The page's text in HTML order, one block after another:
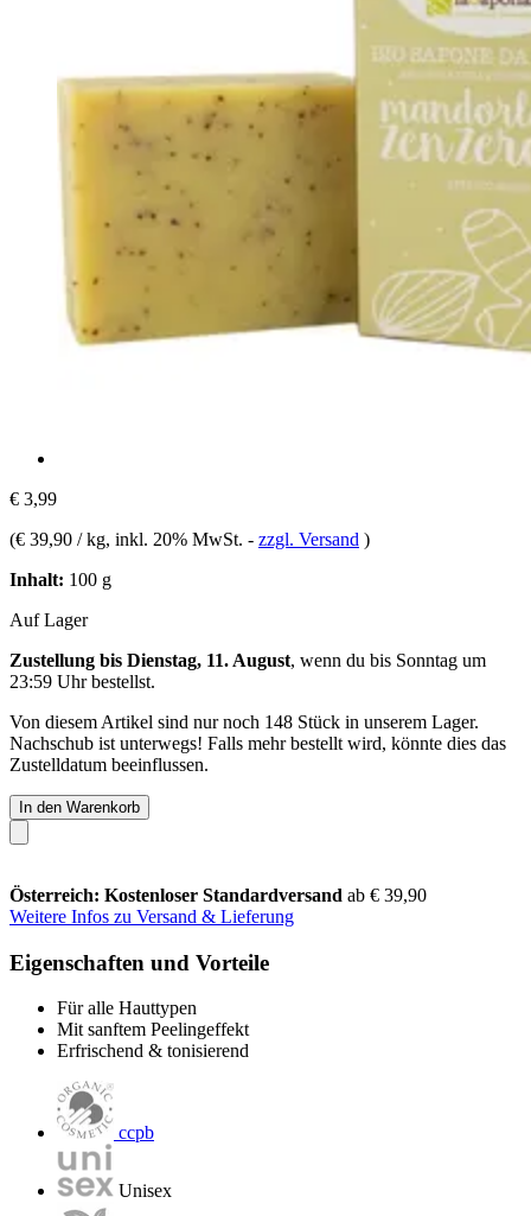
€ 3,99
(€ 39,90 / kg, inkl. 20% MwSt. - zzgl. Versand )
Inhalt: 100 g
Auf Lager
Zustellung bis Dienstag, 11. August, wenn du bis Sonntag um
23:59 Uhrbestellst.
Von diesem Artikel sind nur noch 148 Stück in unserem Lager.
Nachschub ist unterwegs! Falls mehr bestellt wird, könnte dies das
Zustelldatum beeinflussen.
In den Warenkorb
Österreich: Kostenloser Standardversand ab € 39,90
Weitere Infos zu Versand & Lieferung
Eigenschaften und Vorteile
Für alle Hauttypen
Mit sanftem Peelingeffekt
Erfrischend & tonisierend
ccpb
Unisex